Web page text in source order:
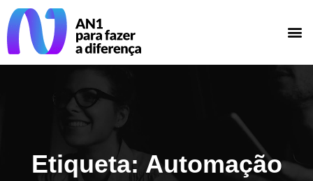
Etiqueta: Automação